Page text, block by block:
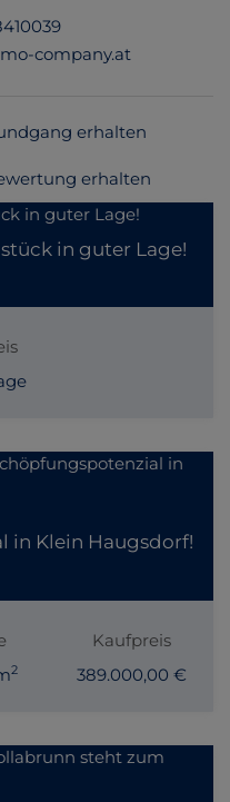
company.at
erhalten
erhalten
in guter Lage!
in Klein Haugsdorf!
2
Kaufpreis
389.000,00 €